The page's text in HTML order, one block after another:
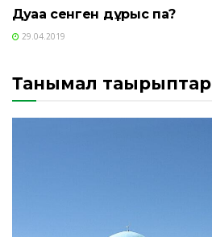
Дуаға сенген дұрыс па?
29.04.2019
Танымал тақырыптар